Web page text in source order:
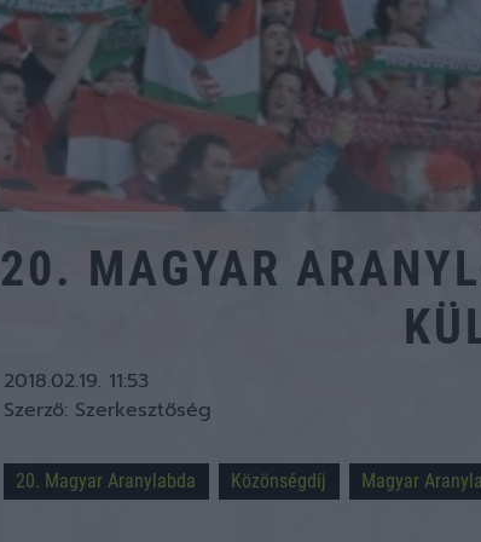
20. MAGYAR
2018.02.19. 11:53
Szerző: Szerkesztőség
20. Magyar Aranylabda Közönségdíj Magyar